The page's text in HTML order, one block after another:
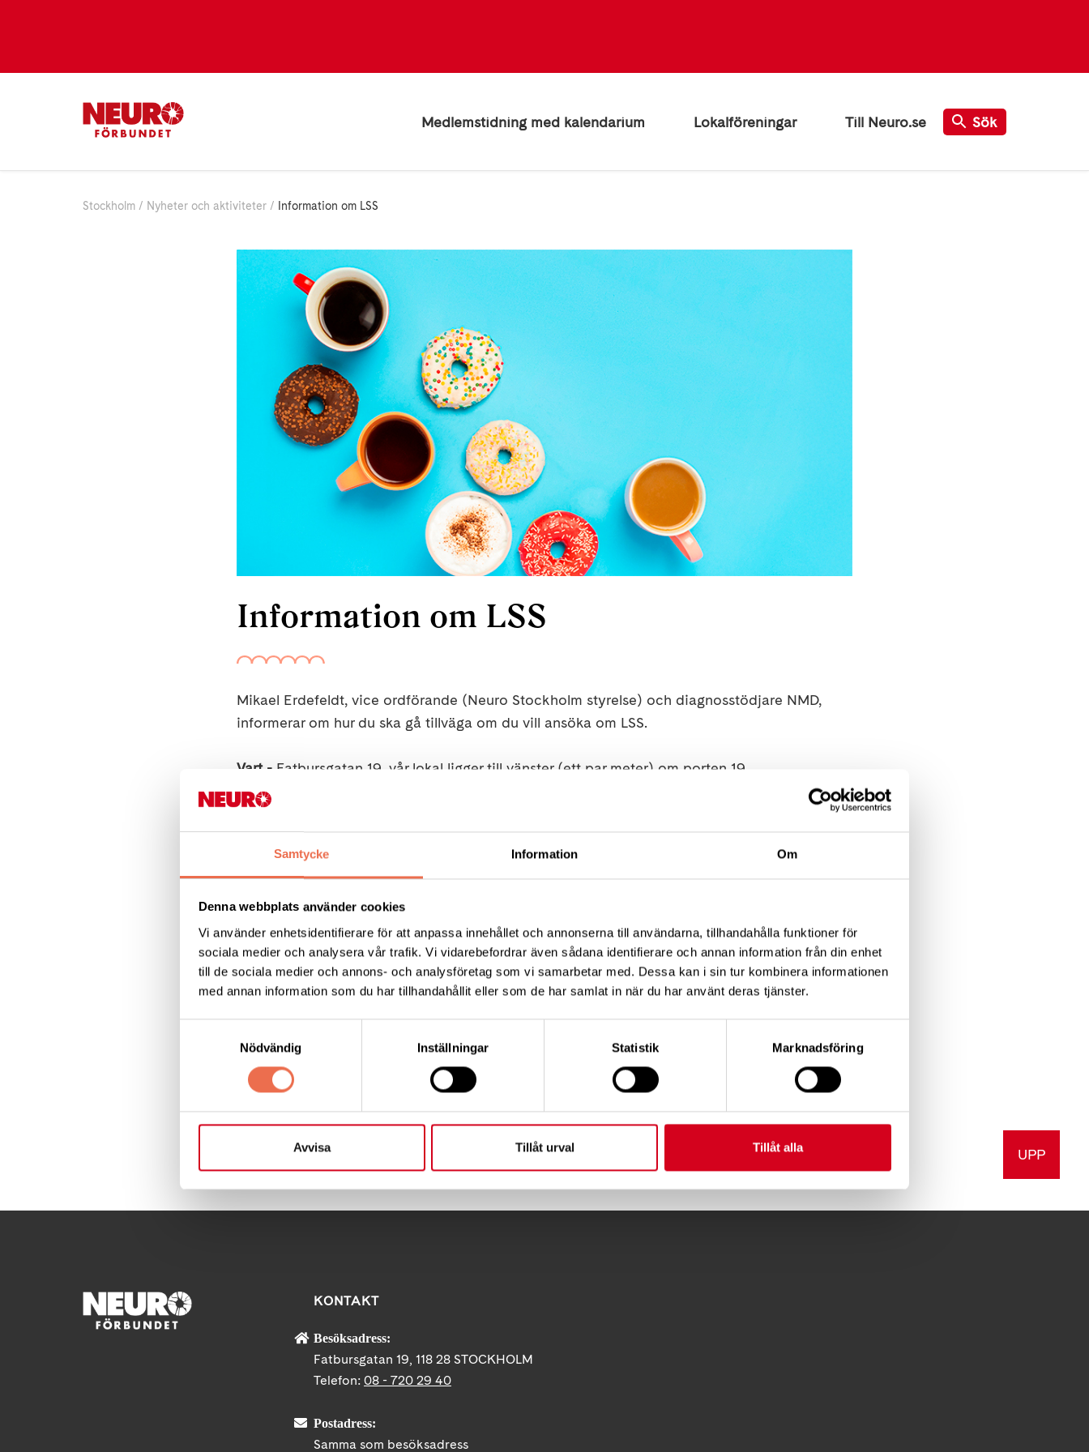
Samtycke Information Om
Denna webbplats använder cookies
Vi använder enhetsidentifierare för att anpassa innehållet och annonserna till användarna, tillhandahålla funktioner för
sociala medier och analysera vår trafik. Vi vidarebefordrar även sådana identifierare och annan information från din enhet
till de sociala medier och annons- och analysföretag som vi samarbetar med. Dessa kan i sin tur kombinera informationen
med annan information som du har tillhandahållit eller som de har samlat in när du har använt deras tjänster.
Nödvändig
Inställningar Statistik Marknadsföring
Avvisa Tillåt urval Tillåt alla
Medlemstidning med kalendarium Lokalföreningar Till Neuro.se Sök
Stockholm Nyheter och aktiviteter Information om LSS
Information om LSS
Mikael Erdefeldt, vice ordförande (Neuro Stockholm styrelse) och diagnosstödjare NMD,
informerar om hur du ska gå tillväga om du vill ansöka om LSS.
Vart - Fatbursgatan 19, vår lokal ligger till vänster (ett par meter) om porten 19
När -
Anmälan -obligatorisk anmälan, mejla stockholm@neuro.se
uppge vilken stadsdel du bor i,
senast måndag 14 april. Lämna återbud om du inte kan komma.
Tänk på våra allergiker – undvik starka dofter.
Varmt välkommen!
Mikael leder våra medlemsfikor i vår lokal på onsdagskvällar, än så länge har han bara hunnit
förbereda
ett tema för det första tillfället, men mer info om övrigt innehåll kommer i nyhetsbrevet och
på webbplatsen.
Dela denna sida: Skriv ut UPP
KONTAKT
Besöksadress:
Fatbursgatan 19, 118 28 STOCKHOLM
Telefon: 08 - 720 29 40
Postadress:
Samma som besöksadress